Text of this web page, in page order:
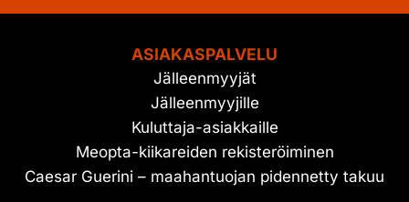
ASIAKASPALVELU
Jälleenmyyjät
Jälleenmyyjille
Kuluttaja-asiakkaille
Meopta-kiikareiden rekisteröiminen
Caesar Guerini – maahantuojan pidennetty takuu